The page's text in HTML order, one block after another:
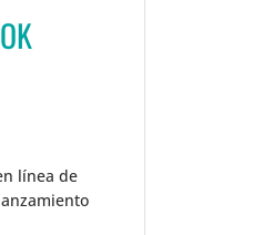
línea de